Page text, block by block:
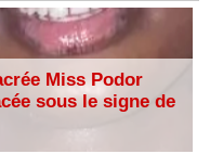
Miss Podor
sous le signe de